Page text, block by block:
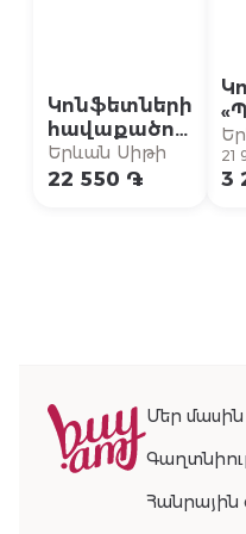
Կոնֆետների
հավաքածու
«Ռեբեր»
Մոցարտ
Երևան Սիթի
22 550 ֏
21
3
Մեր մասին